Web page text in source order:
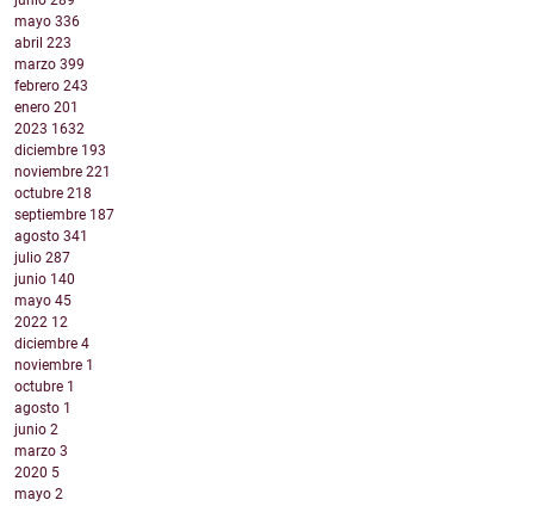
mayo 336
abril 223
marzo 399
febrero 243
enero 201
2023 1632
diciembre 193
noviembre 221
octubre 218
septiembre 187
agosto 341
julio 287
junio 140
mayo 45
2022 12
diciembre 4
noviembre 1
octubre 1
agosto 1
junio 2
marzo 3
2020 5
mayo 2